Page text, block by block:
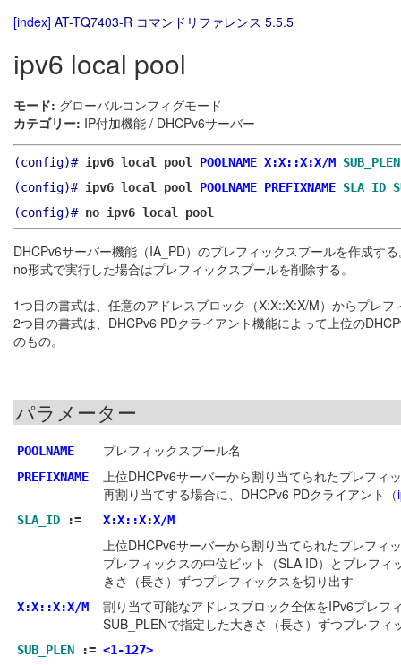
[index] AT-TQ7403-R コマンドリファレンス 5.5.5
ipv6 local pool
モード: グローバルコンフィグモード
カテゴリー: IP付加機能 / DHCPv6サーバー
(config)# ipv6 local pool POOLNAME X:X::X:X/M SUB_PLEN
(config)# ipv6 local pool POOLNAME PREFIXNAME SLA_ID
(config)# no ipv6 local pool
DHCPv6サーバー機能（IA_PD）のプレフィックスプールを作成す
no形式で実行した場合はプレフィックスプールを削除する。
1つ目の書式は、任意のアドレスブロック（X:X::X:X/M）からプレ
2つ目の書式は、DHCPv6 PDクライアント機能によって上位の
のもの。
パラメーター
POOLNAME プレフィックスプール名
PREFIXNAME
上位DHCPv6サーバーから割り当てられたプレフィ
再割り当てする場合に、DHCPv6 PDクライアント（
SLA_ID := X:X::X:X/M
上位DHCPv6サーバーから割り当てられたプレフィ
プレフィックスの中位ビット（SLA ID）とプレフ
きさ（長さ）ずつプレフィックスを切り出す
X:X::X:X/M
割り当て可能なアドレスブロック全体をIPv6プレ
SUB_PLENで指定した大きさ（長さ）ずつプレフィ
SUB_PLEN := <1-127>